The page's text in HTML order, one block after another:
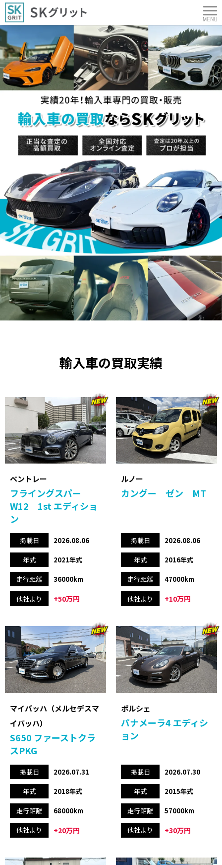
輸入車の買取実績
ベントレー
フライングスパー
W12 1st エディショ
ン
掲載日 2026.08.06
年式 2021年式
走行距離 36000km
他社より +50万円
ルノー
カングー ゼン MT
掲載日 2026.08.06
年式 2016年式
走行距離 47000km
他社より +10万円
マイバッハ（メルセデスマ
イバッハ）
S650 ファーストクラ
スPKG
掲載日 2026.07.31
年式 2018年式
走行距離 68000km
他社より +20万円
ポルシェ
パナメーラ4 エディシ
ョン
掲載日 2026.07.30
年式 2015年式
走行距離 57000km
他社より +30万円